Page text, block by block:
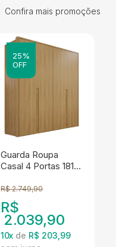
Confira mais promoções
25%
OFF
Guarda Roupa
Casal 4 Portas 181
DCASA
R$ 2.749,90
R$
2.039,90
10x de R$ 203,99